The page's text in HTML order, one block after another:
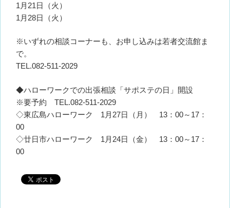
1月21日（火）
1月28日（火）
※いずれの相談コーナーも、お申し込みは若者交流館ま
で。
TEL.082-511-2029
◆ハローワークでの出張相談「サポステの日」開設
※要予約 TEL.082-511-2029
◇東広島ハローワーク 1月27日（月） 13：00～17：
00
◇廿日市ハローワーク 1月24日（金） 13：00～17：
00